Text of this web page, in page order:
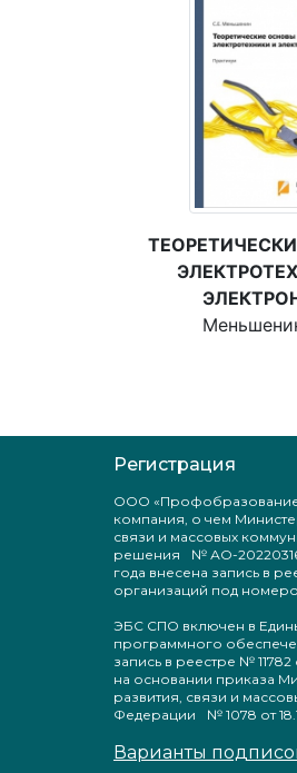
Регистрация
ООО
компания, о чем
связи и массовых
решения № АО-
года внесена запись в
организаций под
ЭБС СПО включен в
программного
запись в реестре № 11782
на основании приказа
развития, связи и
Федерации № 1078 от
Варианты